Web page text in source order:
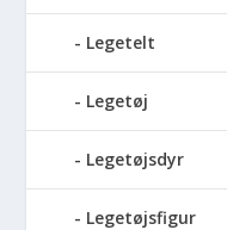
Legetelt
Legetøj
Legetøjsdyr
Legetøjsfigur